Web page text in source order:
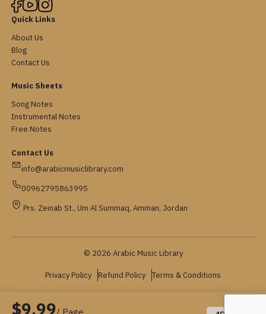
Quick Links
About Us
Blog
Contact Us
Music Sheets
Song Notes
Instrumental Notes
Free Notes
Contact Us
info@arabicmusiclibrary.com
00962795863995
Prs. Zeinab St., Um Al Summaq, Amman, Jordan
© 2026 Arabic Music Library
Privacy Policy Refund Policy Terms & Conditions